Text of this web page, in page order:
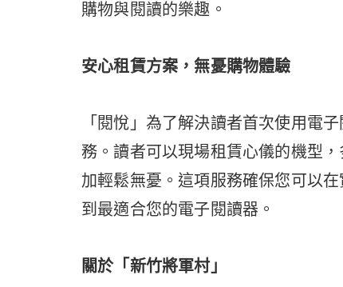
購物與閱讀的樂趣。
安心租賃方案，無憂購物體驗
「閱悅」為了解決讀者首次使用電
務。讀者可以現場租賃心儀的機型
加輕鬆無憂。這項服務確保您可以
到最適合您的電子閱讀器。
關於「新竹將軍村」